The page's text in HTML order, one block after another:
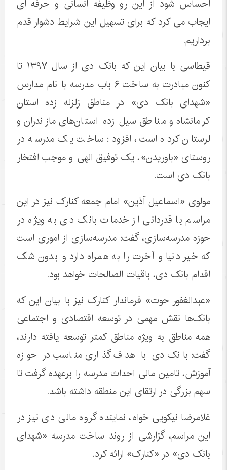
احساس شود از این رو وظیفه انسانی و حرفه ای
ایجاب می کرد که برای تسهیل این شرایط دشوار قدم
برداریم.
قیطاسی با بیان این که بانک دی از سال ۱۳۹۷ تا
کنون مبادرت به ساخت ۶ باب مدرسه با نام مدارس
«شهدای بانک دی» در مناطق زلزله زده استان
کرمانشاه و مناطق سیل زده استان‌های مازندران و
لرستان کرده است، افزود: ساخت یک مدرسه در
روستای «باوریدن»، یک توفیق الهی و موجب افتخار
بانک دی است.
مولوی «اسماعیل آذین» امام جمعه کنارک نیز در این
مراسم با قدردانی از خدمات بانک دی به ویژه در
حوزه مدرسه‌سازی، گفت: مدرسه‌سازی از اموری است
که خیر دنیا و آخرت را به همراه دارد و بدون شک
اقدام بانک دی، باقیات الصالحات خواهد بود.
«عبدالغفور حوت» فرماندار کنارک نیز با بیان این که
بانک‌ها نقش مهمی در توسعه اقتصادی و اجتماعی
همه مناطق به ویژه مناطق کمتر توسعه یافته دارند،
گفت: بانک دی با هدف گذاری مناسب در حوزه
آموزش، تامین مالی احداث مدرسه را برعهده گرفت تا
سهم بزرگی در ارتقای این منطقه داشته باشد.
غلامرضا نیکویی خواه، نماینده گروه مالی دی نیز در
این مراسم، گزارشی از روند ساخت مدرسه «شهدای
بانک دی» در «کنارک» ارائه کرد.